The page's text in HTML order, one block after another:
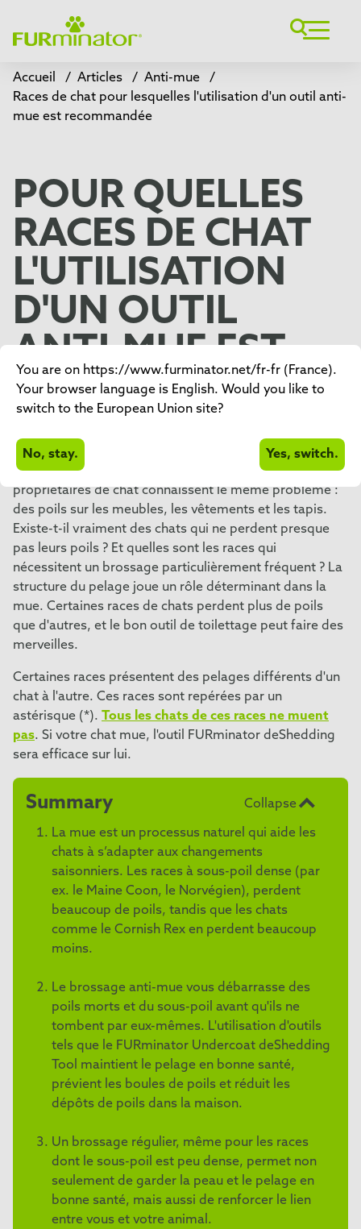
Accueil / Articles / Anti-mue
/
Races de chat pour lesquelles l'utilisation d'un outil anti-
mue est recommandée
POUR QUELLES
RACES DE CHAT
L'UTILISATION
D'UN OUTIL
ANTI-MUE EST-
ELLE
RECOMMANDÉE ?
Les félins sont d'élégants compagnons, mais tous les
propriétaires de chat connaissent le même problème :
des poils sur les meubles, les vêtements et les tapis.
Existe-t-il vraiment des chats qui ne perdent presque
pas leurs poils ? Et quelles sont les races qui
nécessitent un brossage particulièrement fréquent ? La
structure du pelage joue un rôle déterminant dans la
mue. Certaines races de chats perdent plus de poils
que d'autres, et le bon outil de toilettage peut faire des
merveilles.
Certaines races présentent des pelages différents d'un
chat à l'autre. Ces races sont repérées par un
astérisque (*). Tous les chats de ces races ne muent
pas. Si votre chat mue, l'outil FURminator deShedding
sera efficace sur lui.
Summary Collapse
La mue est un processus naturel qui aide les
chats à s’adapter aux changements
saisonniers. Les races à sous-poil dense (par
ex. le Maine Coon, le Norvégien), perdent
beaucoup de poils, tandis que les chats
comme le Cornish Rex en perdent beaucoup
moins.
Le brossage anti-mue vous débarrasse des
poils morts et du sous-poil avant qu'ils ne
tombent par eux-mêmes. L'utilisation d'outils
tels que le FURminator Undercoat deShedding
Tool maintient le pelage en bonne santé,
prévient les boules de poils et réduit les
dépôts de poils dans la maison.
Un brossage régulier, même pour les races
dont le sous-poil est peu dense, permet non
seulement de garder la peau et le pelage en
bonne santé, mais aussi de renforcer le lien
entre vous et votre animal.
You are on https://www.furminator.net/fr-fr (France).
Your browser language is English. Would you like to
switch to the European Union site?
No, stay. Yes, switch.